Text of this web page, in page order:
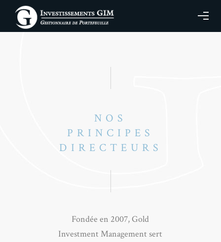
NOS
PRINCIPES
DIRECTEURS
Fondée en 2007, Gold
Investment Management sert